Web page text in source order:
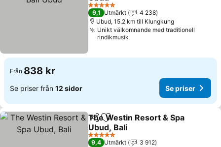
Se priser
5 Stjärnor
9,1 Utmärkt
4 238
Ubud, 15.2 km till Klungkung
Unikt välkomnande med traditionell
rindikmusik
Från 838 kr
Se priser från 12 sidor Se priser
Dela Lägg till i Mina Favoriter
The Westin Resort & Spa
Ubud, Bali
Se priser
5 Stjärnor
9,4 Utmärkt
3 912